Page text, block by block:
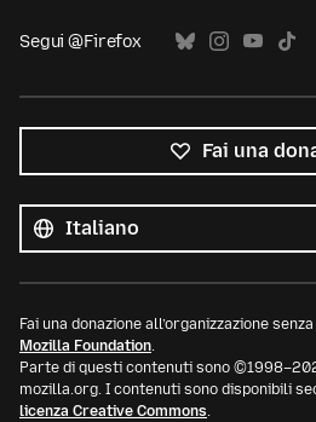
Segui @Firefox
Fai una
le
lingue
Lingua
Fai una donazione all’organizzazione
Mozilla Foundation.
Parte di questi contenuti sono
mozilla.org. I contenuti sono disponibili
licenza Creative Commons.